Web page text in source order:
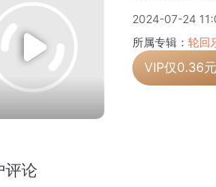
2024-07-24
所属专辑： 轮回
VIP仅0.36
评论